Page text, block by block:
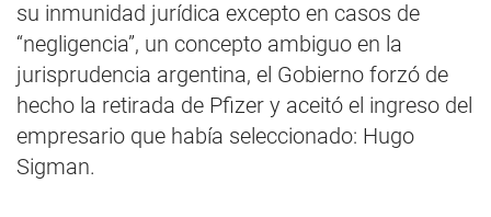
su inmunidad jurídica excepto en casos de
“negligencia”, un concepto ambiguo en la
jurisprudencia argentina, el Gobierno forzó de
hecho la retirada de Pfizer y aceitó el ingreso del
empresario que había seleccionado: Hugo
Sigman.